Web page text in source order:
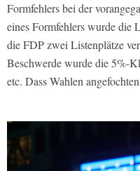
Formfehlers bei der
eines Formfehlers wurde die
die FDP zwei Listenplätze
Beschwerde wurde die 5%-
etc. Dass Wahlen